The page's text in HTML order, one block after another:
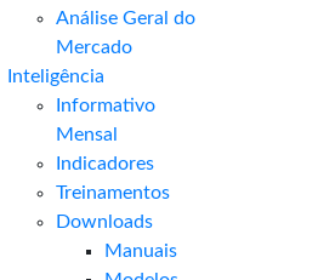
Análise Geral do
Mercado
Inteligência
Informativo
Mensal​
Indicadores
Treinamentos
Downloads
Manuais